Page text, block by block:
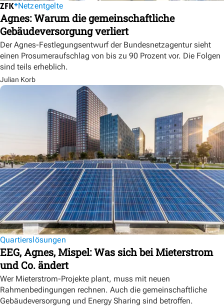
Netzentgelte
Agnes: Warum die gemeinschaftliche
Gebäudeversorgung verliert
Der Agnes-Festlegungsentwurf der Bundesnetzagentur sieht
einen Prosumeraufschlag von bis zu 90 Prozent vor. Die Folgen
sind teils erheblich.
Julian Korb
Quartierslösungen
EEG, Agnes, Mispel: Was sich bei Mieterstrom
und Co. ändert
Wer Mieterstrom-Projekte plant, muss mit neuen
Rahmenbedingungen rechnen. Auch die gemeinschaftliche
Gebäudeversorgung und Energy Sharing sind betroffen.